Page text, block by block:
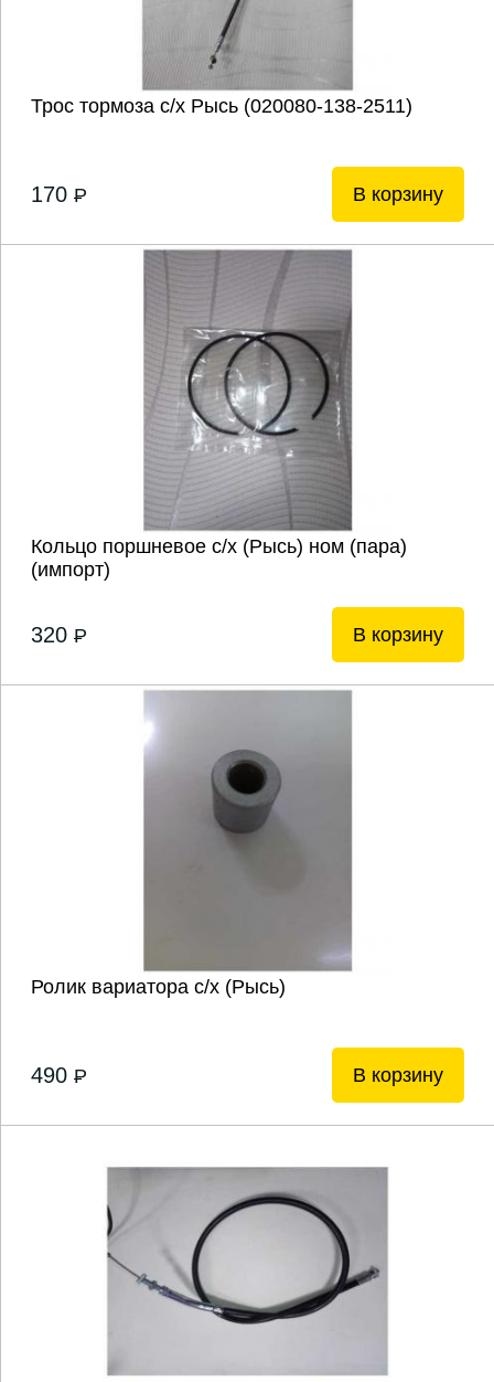
Трос тормоза с/х Рысь (020080-138-2511)
170 P В корзину
Кольцо поршневое с/х (Рысь) ном (пара)
(импорт)
320 P В корзину
Ролик вариатора с/х (Рысь)
490 P В корзину